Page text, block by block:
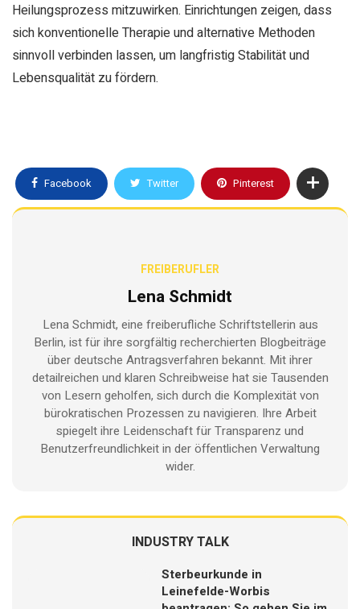
Heilungsprozess mitzuwirken. Einrichtungen zeigen, dass
sich konventionelle Therapie und alternative Methoden
sinnvoll verbinden lassen, um langfristig Stabilität und
Lebensqualität zu fördern.
Facebook Twitter Pinterest
FREIBERUFLER
Lena Schmidt
Lena Schmidt, eine freiberufliche Schriftstellerin aus
Berlin, ist für ihre sorgfältig recherchierten Blogbeiträge
über deutsche Antragsverfahren bekannt. Mit ihrer
detailreichen und klaren Schreibweise hat sie Tausenden
von Lesern geholfen, sich durch die Komplexität von
bürokratischen Prozessen zu navigieren. Ihre Arbeit
spiegelt ihre Leidenschaft für Transparenz und
Benutzerfreundlichkeit in der öffentlichen Verwaltung
wider.
INDUSTRY TALK
Sterbeurkunde in
Leinefelde-Worbis